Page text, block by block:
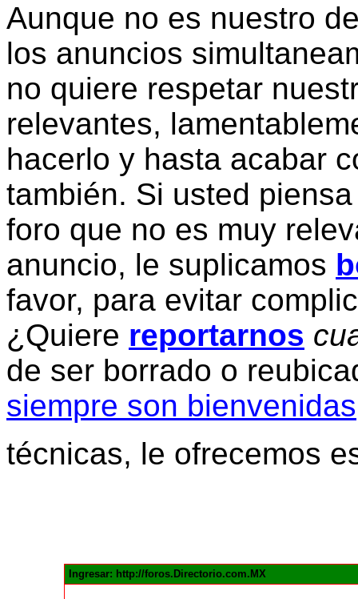
Aunque no es nuestro
los anuncios
no quiere respetar
relevantes,
hacerlo y hasta acabar
también. Si usted
foro que no es muy
anuncio, le suplicamos
favor, para evitar
¿Quiere reportarnos
de ser borrado o
siempre son bienvenidas
técnicas, le ofrecemos
Ingresar: http://foros.Directorio.com.MX